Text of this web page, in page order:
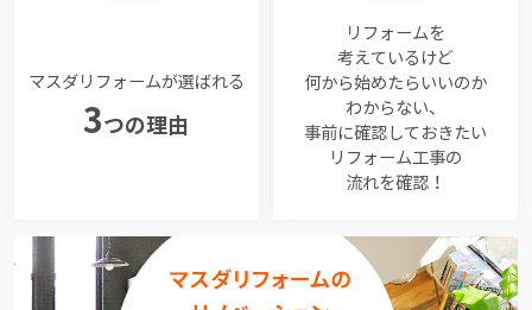
マスダリフォームが選ばれる
3つの理由
リフォームを
考えているけど
何から始めたらいいのか
わからない、
事前に確認しておきたい
リフォーム工事の
流れを確認！